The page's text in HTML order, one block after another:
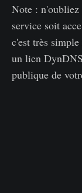
Note :
service soit
c'est très
un lien
publique de